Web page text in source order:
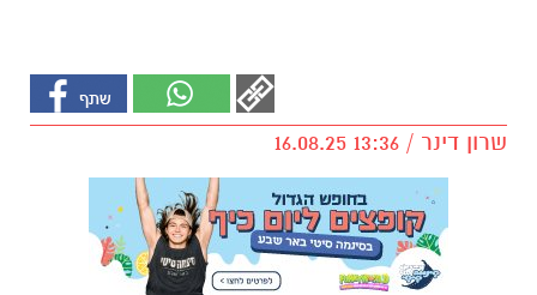
שרון דינר / 13:36 16.08.25